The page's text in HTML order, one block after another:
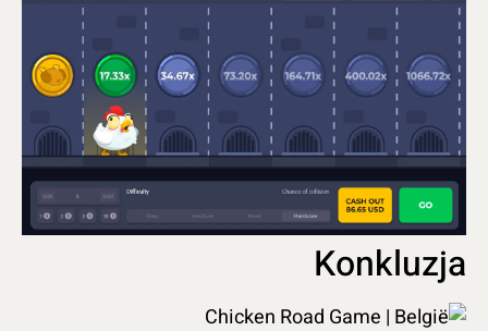
Konkluzja